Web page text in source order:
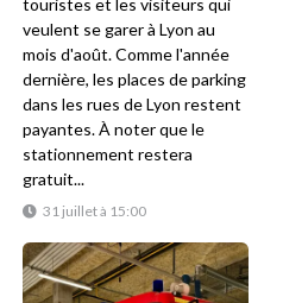
31 juillet à 15:00
veulent se garer à Lyon au
mois d'août. Comme l'année
dernière, les places de parking
dans les rues de Lyon restent
payantes. À noter que le
stationnement restera
gratuit...